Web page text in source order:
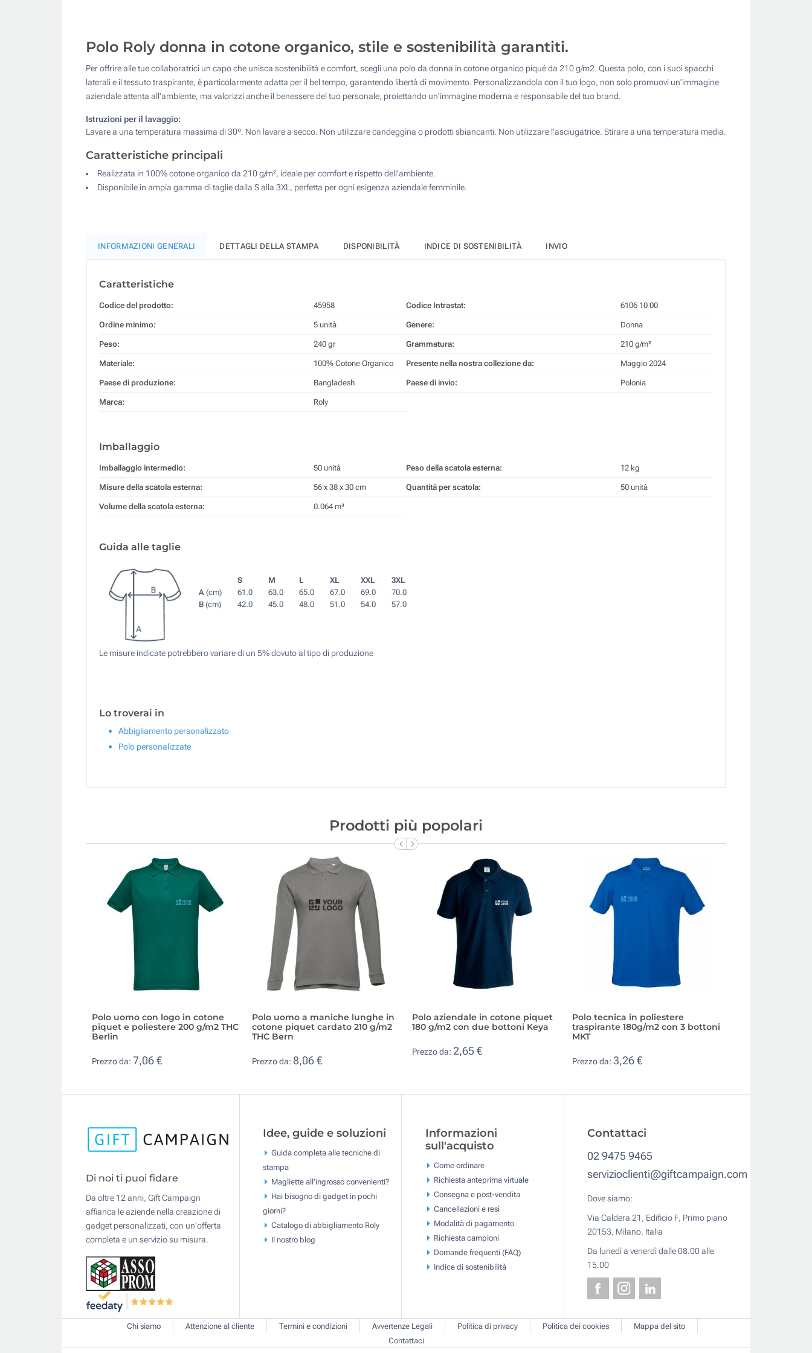
Ricamo (Su un lato)
Transfer digitale full color (Su un lato)
Senza stampa
Polo Roly donna in cotone organico, stile e sostenibilità garantiti.
Per offrire alle tue collaboratrici un capo che unisca sostenibilità e comfort, scegli una polo da donna in cotone organico piqué da 210 g/m2. Questa polo, con i suoi spacchi
laterali e il tessuto traspirante, è particolarmente adatta per il bel tempo, garantendo libertà di movimento. Personalizzandola con il tuo logo, non solo promuovi un'immagine
aziendale attenta all'ambiente, ma valorizzi anche il benessere del tuo personale, proiettando un'immagine moderna e responsabile del tuo brand.
Istruzioni per il lavaggio:
Lavare a una temperatura massima di 30º. Non lavare a secco. Non utilizzare candeggina o prodotti sbiancanti. Non utilizzare l'asciugatrice. Stirare a una temperatura media.
Caratteristiche principali
Realizzata in 100% cotone organico da 210 g/m², ideale per comfort e rispetto dell’ambiente.
Disponibile in ampia gamma di taglie dalla S alla 3XL, perfetta per ogni esigenza aziendale femminile.
INFORMAZIONI GENERALI DETTAGLI DELLA STAMPA DISPONIBILITÀ INDICE DI SOSTENIBILITÀ INVIO
Caratteristiche
Codice del prodotto: 45958
Ordine minimo: 5 unità
Peso: 240 gr
Materiale: 100% Cotone Organico
Paese di produzione: Bangladesh
Marca: Roly
Codice Intrastat: 6106 10 00
Genere: Donna
Grammatura: 210 g/m²
Presente nella nostra collezione da: Maggio 2024
Paese di invio: Polonia
Imballaggio
Imballaggio intermedio: 50 unità
Misure della scatola esterna: 56 x 38 x 30 cm
Volume della scatola esterna: 0.064 m³
Peso della scatola esterna: 12 kg
Quantità per scatola: 50 unità
Guida alle taglie
S M L XL XXL
3XL
A (cm) 61.0 63.0 65.0 67.0 69.0
70.0
B (cm) 42.0 45.0 48.0 51.0 54.0 57.0
Le misure indicate potrebbero variare di un 5% dovuto al tipo di produzione
Lo troverai in
Abbigliamento personalizzato
Polo personalizzate
Prodotti più popolari
Polo uomo con logo in cotone
piquet e poliestere 200 g/m2 THC
Berlin
Prezzo da: 7,06 €
Polo uomo a maniche lunghe in
cotone piquet cardato 210 g/m2
THC Bern
Prezzo da: 8,06 €
Polo aziendale in cotone piquet
180 g/m2 con due bottoni Keya
Prezzo da: 2,65 €
Polo tecnica in poliestere
traspirante 180g/m2 con 3 bottoni
MKT
Prezzo da: 3,26 €
Di noi ti puoi fidare
Da oltre 12 anni, Gift Campaign
affianca le aziende nella creazione di
gadget personalizzati, con un'offerta
completa e un servizio su misura.
Idee, guide e soluzioni
Guida completa alle tecniche di
stampa
Magliette all'ingrosso convenienti?
Hai bisogno di gadget in pochi
giorni?
Catalogo di abbigliamento Roly
Il nostro blog
Informazioni
sull'acquisto
Come ordinare
Richiesta anteprima virtuale
Consegna e post-vendita
Cancellazioni e resi
Modalità di pagamento
Richiesta campioni
Domande frequenti (FAQ)
Indice di sostenibilità
Contattaci
02 9475 9465
servizioclienti@giftcampaign.com
Dove siamo:
Via Caldera 21, Edificio F, Primo piano
20153, Milano, Italia
Da lunedì a venerdì dalle 08.00 alle
15.00
Chi siamo Attenzione al cliente Termini e condizioni Avvertenze Legali Politica di privacy Politica dei cookies
Mappa del sito
Contattaci